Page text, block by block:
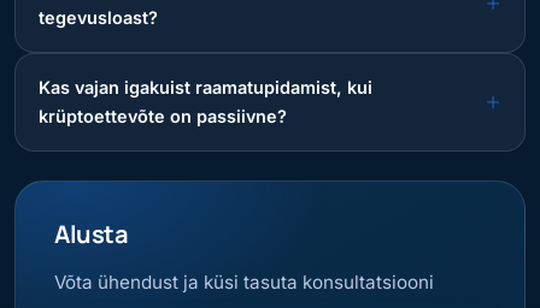
tegevusloast?
Kas vajan igakuist raamatupidamist, kui
krüptoettevõte on passiivne?
Alusta
Võta ühendust ja küsi tasuta konsultatsiooni